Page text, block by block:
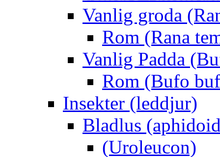
Vanlig groda
Rom (Rana
Vanlig Padda
Rom (Bufo
Insekter (leddjur)
Bladlus
(Uroleucon)